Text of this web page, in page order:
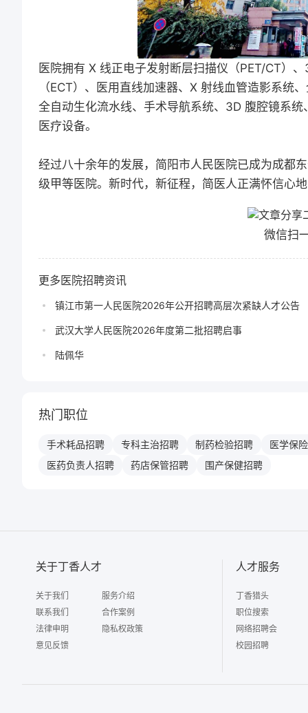
医院拥有 X 线正电子发射断层扫描仪（PET/CT）
（ECT）、医用直线加速器、X 射线血管造影系统
全自动生化流水线、手术导航系统、3D 腹腔镜系
医疗设备。
经过八十余年的发展，简阳市人民医院已成为成都
级甲等医院。新时代，新征程，简医人正满怀信心
微信扫
更多医院招聘资讯
镇江市第一人民医院2026年公开招聘高层次紧缺人才公告
武汉大学人民医院2026年度第二批招聘启事
陆佩华
热门职位
手术耗品招聘 专科主治招聘 制药检验招聘
医学保险
医药负责人招聘 药店保管招聘 围产保健招聘
关于丁香人才
关于我们
联系我们
法律申明
意见反馈
服务介绍
合作案例
隐私权政策
人才服务
丁香猎头
职位搜索
网络招聘会
校园招聘